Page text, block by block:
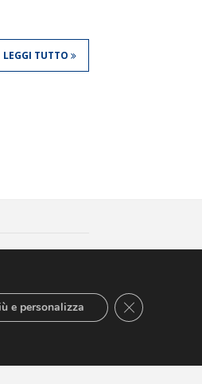
LEGGI TUTTO
-
e personalizza CLOSE